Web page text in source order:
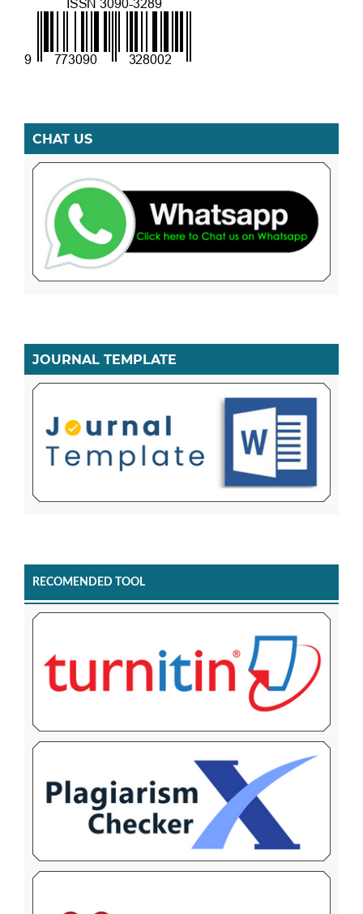
CHAT US
JOURNAL TEMPLATE
RECOMENDED TOOL